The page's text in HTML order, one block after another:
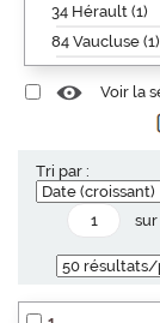
34 Hérault (1)
84 Vaucluse (1)
Voir la
Tri par :
sur